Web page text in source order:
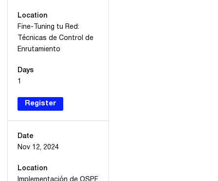
Location
Fine-Tuning tu Red:
Técnicas de Control de
Enrutamiento
Days
1
Register
Date
Nov 12, 2024
Location